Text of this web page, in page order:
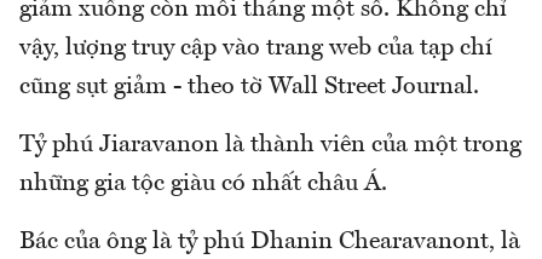
giảm xuống còn mỗi tháng một số. Không chỉ
vậy, lượng truy cập vào trang web của tạp chí
cũng sụt giảm - theo tờ Wall Street Journal.
Tỷ phú Jiaravanon là thành viên của một trong
những gia tộc giàu có nhất châu Á.
Bác của ông là tỷ phú Dhanin Chearavanont, là